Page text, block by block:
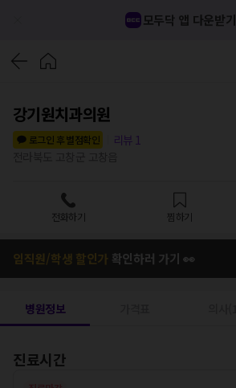
모두닥 앱 다운받기
강기원치과의원
로그인 후 별점확인
리뷰 1
전화하기 찜하기
임직원/학생 할인가 확인하러 가기 👀
병원정보
진료시간